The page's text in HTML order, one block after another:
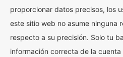
proporcionar datos precisos, los
este sitio web no asume ninguna
respecto a su precisión. Solo tu
información correcta de la